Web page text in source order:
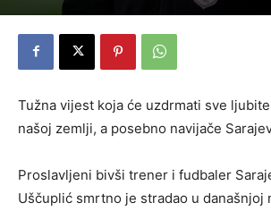
Tužna vijest koja će uzdrmati sve
našoj zemlji, a posebno navijače
Proslavljeni bivši trener i fudbaler
Uščuplić smrtno je stradao u današnjoj